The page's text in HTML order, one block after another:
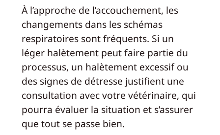
À l’approche de l’accouchement, les
changements dans les schémas
respiratoires sont fréquents. Si un
léger halètement peut faire partie du
processus, un halètement excessif ou
des signes de détresse justifient une
consultation avec votre vétérinaire, qui
pourra évaluer la situation et s’assurer
que tout se passe bien.